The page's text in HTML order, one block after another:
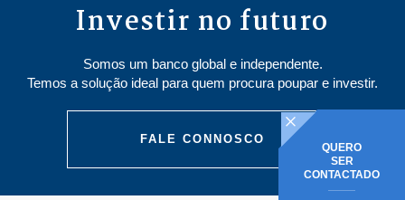
Investir no futuro
Somos um banco global e independente.
Temos a solução ideal para quem procura poupar e investir.
FALE CONNOSCO
QUERO
SER
CONTACTADO